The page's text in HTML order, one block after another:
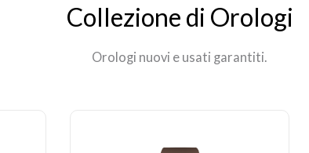
Collezione di Orologi
Orologi nuovi e usati garantiti.